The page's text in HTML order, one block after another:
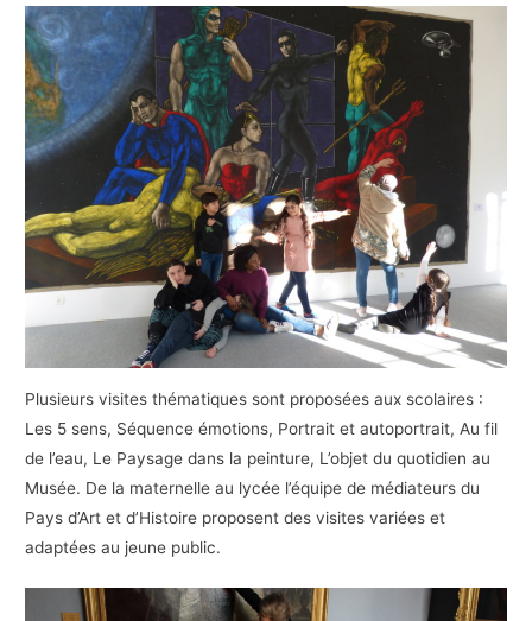
Plusieurs visites thématiques sont proposées aux scolaires :
Les 5 sens, Séquence émotions, Portrait et autoportrait, Au fil
de l’eau, Le Paysage dans la peinture, L’objet du quotidien au
Musée. De la maternelle au lycée l’équipe de médiateurs du
Pays d’Art et d’Histoire proposent des visites variées et
adaptées au jeune public.